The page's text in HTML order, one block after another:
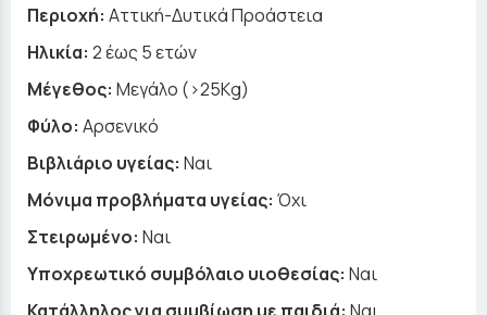
Περιοχή: Αττική-Δυτικά Προάστεια
Ηλικία: 2 έως 5 ετών
Μέγεθος: Μεγάλο (>25Kg)
Φύλο: Αρσενικό
Βιβλιάριο υγείας: Ναι
Μόνιμα προβλήματα υγείας: Όχι
Στειρωμένο: Ναι
Υποχρεωτικό συμβόλαιο υιοθεσίας: Ναι